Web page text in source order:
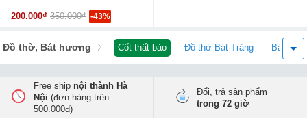
200.000₫ 350.000₫ -43%
Đồ thờ, Bát hương Cốt thất bảo Đồ thờ Bát Tràng Bát
Free ship nội thành Hà
Nội (đơn hàng trên
500.000đ)
Đổi, trả sản phẩm
trong 72 giờ